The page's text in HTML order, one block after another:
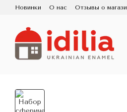
Перейти к основному контенту
Новинки О нас Отзывы о
Про бренд IDILIA, завод